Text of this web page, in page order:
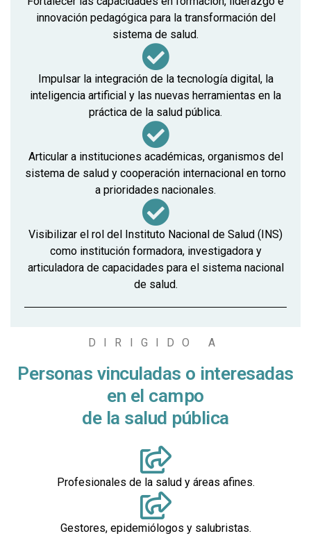
innovación pedagógica para la transformación del
sistema de salud.
Impulsar la integración de la tecnología digital, la
inteligencia artificial y las nuevas herramientas en la
práctica de la salud pública.
Articular a instituciones académicas, organismos del
sistema de salud y cooperación internacional en torno
a prioridades nacionales.
Visibilizar el rol del Instituto Nacional de Salud (INS)
como institución formadora, investigadora y
articuladora de capacidades para el sistema nacional
de salud.
DIRIGIDO A
Personas vinculadas o interesadas
en el campo
de la salud pública
Profesionales de la salud y áreas afines.
Gestores, epidemiólogos y salubristas.